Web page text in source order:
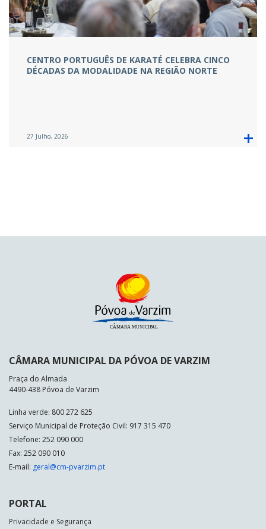
CENTRO PORTUGUÊS DE KARATÉ CELEBRA CINCO
DÉCADAS DA MODALIDADE NA REGIÃO NORTE
27 Julho, 2026
CÂMARA MUNICIPAL DA PÓVOA DE VARZIM
Praça do Almada
4490-438 Póvoa de Varzim
Linha verde: 800 272 625
Serviço Municipal de Proteção Civil: 917 315 470
Telefone: 252 090 000
Fax: 252 090 010
E-mail: geral@cm-pvarzim.pt
PORTAL
Privacidade e Segurança